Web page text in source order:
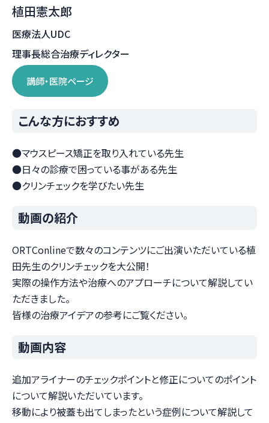
植田憲太郎
医療法人UDC
理事長総合治療ディレクター
講師・医院ページ
こんな方におすすめ
●マウスピース矯正を取り入れている先生
●日々の診療で困っている事がある先生
●クリンチェックを学びたい先生
動画の紹介
ORTConlineで数々のコンテンツにご出演いただいている植
田先生のクリンチェックを大公開！
実際の操作方法や治療へのアプローチについて解説してい
ただきました。
皆様の治療アイデアの参考にご覧ください。
動画内容
追加アライナーのチェックポイントと修正についてのポイント
について解説いただいています。
移動により被蓋も出てしまったという症例について解説して